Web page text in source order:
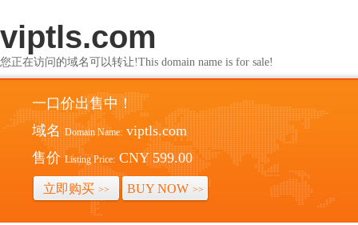
viptls.com
您正在访问的域名可以转让!This domain name is for sale!
一口价出售中！
域名 Domain Name: viptls.com
售价 Listing Price: CNY 599.00
立即购买 >> BUY NOW >>